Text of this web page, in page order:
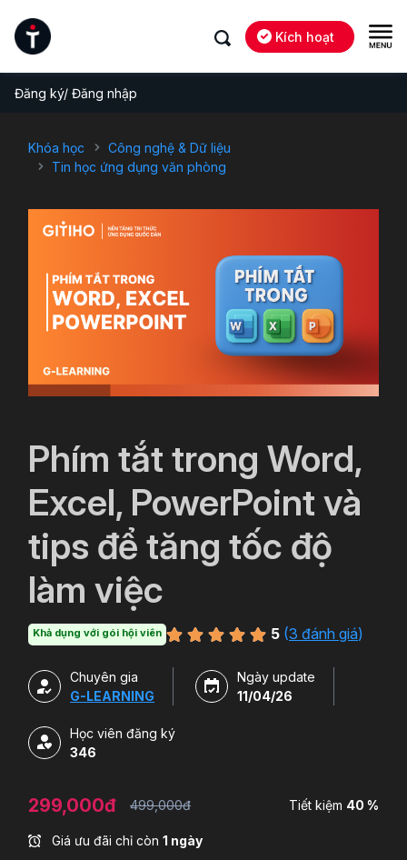
Kích hoạt
Đăng ký/ Đăng nhập
Khóa học
Công nghệ & Dữ liệu
Tin học ứng dụng văn phòng
Phím tắt trong Word,
Excel, PowerPoint và
tips để tăng tốc độ
làm việc
Khả dụng với gói hội viên 5 (3 đánh giá)
Chuyên gia
G-LEARNING
Ngày update
11/04/26
Học viên đăng ký
346
299,000đ 499,000đ Tiết kiệm 40 %
Giá ưu đãi chỉ còn 1 ngày